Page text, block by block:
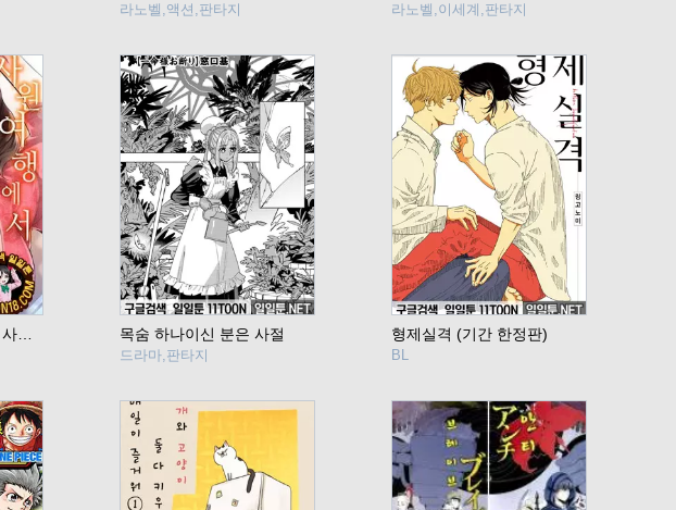
라노벨,액션,판타지 라노벨,이세계,판타지
목숨 하나이신 분은 사절
드라마,판타지
형제실격 (기간 한정판)
BL